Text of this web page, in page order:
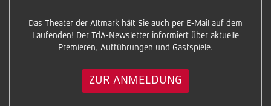
Das Theater der Altmark hält Sie auch per E-Mail auf dem
Laufenden! Der TdA-Newsletter informiert über aktuelle
Premieren, Aufführungen und Gastspiele.
ZUR ANMELDUNG